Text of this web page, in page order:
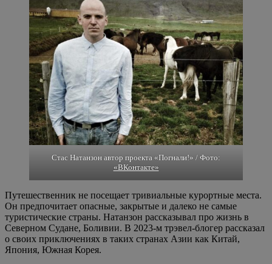
Стас Натанзон автор проекта «Погнали!» / Фото:
«ВКонтакте»
Путешественник не посещает тривиальные курортные места.
Он предпочитает опасные, закрытые и далеко не самые
туристические страны. Натанзон рассказывал про жизнь в
Северном Судане, Боливии. В 2023-м трэвел-блогер рассказал
о своих приключениях в таких странах Азии как Китай,
Япония, Южная Корея.